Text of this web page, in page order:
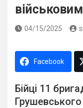
військовим
04/15/2025
Facebook
Бійці 11